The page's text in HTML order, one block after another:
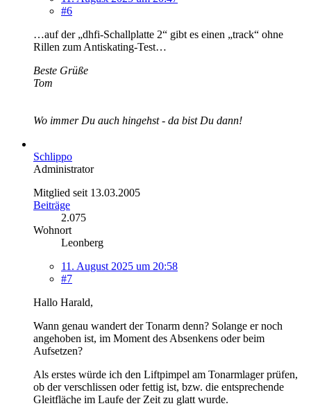
#6
…auf der „dhfi-Schallplatte 2“ gibt es einen „track“ ohne
Rillen zum Antiskating-Test…
Beste Grüße
Tom
Wo immer Du auch hingehst - da bist Du dann!
Schlippo
Administrator
Mitglied seit 13.03.2005
Beiträge
2.075
Wohnort
Leonberg
11. August 2025 um 20:58
#7
Hallo Harald,
Wann genau wandert der Tonarm denn? Solange er noch
angehoben ist, im Moment des Absenkens oder beim
Aufsetzen?
Als erstes würde ich den Liftpimpel am Tonarmlager prüfen,
ob der verschlissen oder fettig ist, bzw. die entsprechende
Gleitfläche im Laufe der Zeit zu glatt wurde.